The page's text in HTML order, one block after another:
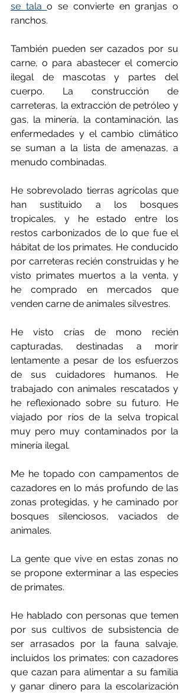
se tala o se convierte en granjas o
ranchos.
También pueden ser cazados por su
carne, o para abastecer el comercio
ilegal de mascotas y partes del
cuerpo. La construcción de
carreteras, la extracción de petróleo y
gas, la minería, la contaminación, las
enfermedades y el cambio climático
se suman a la lista de amenazas, a
menudo combinadas.
He sobrevolado tierras agrícolas que
han sustituido a los bosques
tropicales, y he estado entre los
restos carbonizados de lo que fue el
hábitat de los primates. He conducido
por carreteras recién construidas y he
visto primates muertos a la venta, y
he comprado en mercados que
venden carne de animales silvestres.
He visto crías de mono recién
capturadas, destinadas a morir
lentamente a pesar de los esfuerzos
de sus cuidadores humanos. He
trabajado con animales rescatados y
he reflexionado sobre su futuro. He
viajado por ríos de la selva tropical
muy pero muy contaminados por la
minería ilegal.
Me he topado con campamentos de
cazadores en lo más profundo de las
zonas protegidas, y he caminado por
bosques silenciosos, vaciados de
animales.
La gente que vive en estas zonas no
se propone exterminar a las especies
de primates.
He hablado con personas que temen
por sus cultivos de subsistencia de
ser arrasados por la fauna salvaje,
incluidos los primates; con cazadores
que cazan para alimentar a su familia
y ganar dinero para la escolarización